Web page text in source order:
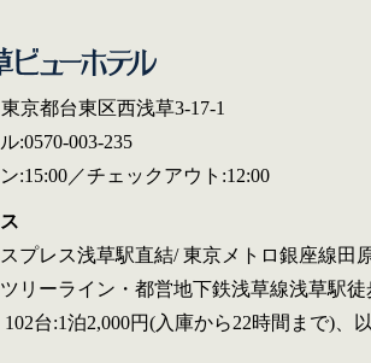
京都台東区西浅草3-17-1
:0570-003-235
:15:00／チェックアウト:12:00
プレス浅草駅直結/ 東京メトロ銀座線田
リーライン・都営地下鉄浅草線浅草駅徒
台:1泊2,000円(入庫から22時間まで)、